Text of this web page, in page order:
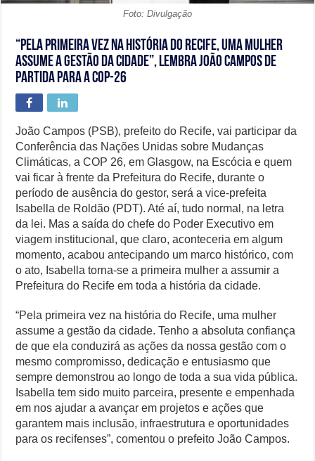
Foto: Divulgação
“Pela primeira vez na história do Recife, uma mulher
assume a gestão da cidade”, lembra João Campos de
partida para a COP-26
João Campos (PSB), prefeito do Recife, vai participar da
Conferência das Nações Unidas sobre Mudanças
Climáticas, a COP 26, em Glasgow, na Escócia e quem
vai ficar à frente da Prefeitura do Recife, durante o
período de ausência do gestor, será a vice-prefeita
Isabella de Roldão (PDT). Até aí, tudo normal, na letra
da lei. Mas a saída do chefe do Poder Executivo em
viagem institucional, que claro, aconteceria em algum
momento, acabou antecipando um marco histórico, com
o ato, Isabella torna-se a primeira mulher a assumir a
Prefeitura do Recife em toda a história da cidade.
“Pela primeira vez na história do Recife, uma mulher
assume a gestão da cidade. Tenho a absoluta confiança
de que ela conduzirá as ações da nossa gestão com o
mesmo compromisso, dedicação e entusiasmo que
sempre demonstrou ao longo de toda a sua vida pública.
Isabella tem sido muito parceira, presente e empenhada
em nos ajudar a avançar em projetos e ações que
garantem mais inclusão, infraestrutura e oportunidades
para os recifenses”, comentou o prefeito João Campos.